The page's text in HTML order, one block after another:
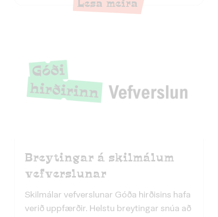
Breytingar á skilmálum
vefverslunar
Skilmálar vefverslunar Góða hirðisins hafa
verið uppfærðir. Helstu breytingar snúa að